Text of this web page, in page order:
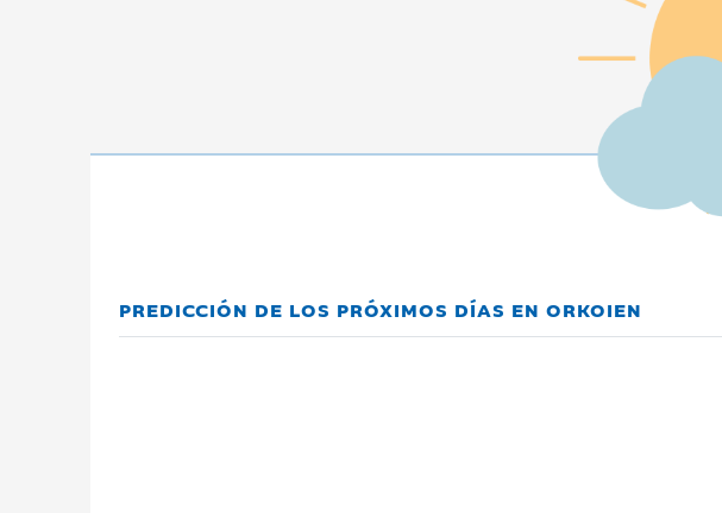
PREDICCIÓN DE LOS PRÓXIMOS DÍAS EN ORKOIEN